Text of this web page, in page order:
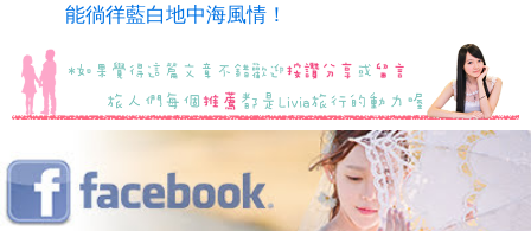
能徜徉藍白地中海風情！